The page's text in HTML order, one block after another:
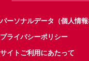
パーソナルデータ（個人情
プライバシーポリシー
サイトご利用にあたって